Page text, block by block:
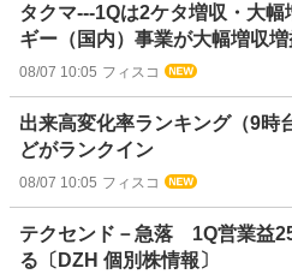
タクマ---1Qは2ケタ増収・大
ギー（国内）事業が大幅増収
08/07 10:05 フィスコ
出来高変化率ランキング（9時
どがランクイン
08/07 10:05 フィスコ
テクセンド－急落 1Q営業益
る〔DZH 個別株情報〕